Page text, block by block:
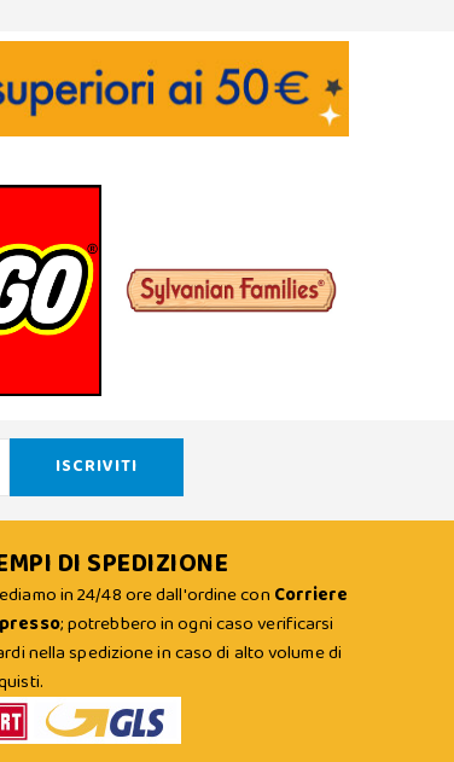
DI SPEDIZIONE
in 24/48 ore dall'ordine con Corriere
; potrebbero in ogni caso verificarsi
nella spedizione in caso di alto volume di